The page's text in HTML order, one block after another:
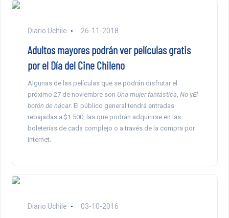
Diario Uchile 26-11-2018
Adultos mayores podrán ver películas gratis
por el Día del Cine Chileno
Algunas de las películas que se podrán disfrutar el
próximo 27 de noviembre son Una mujer fantástica, NoyEl
botón de nácar. El público general tendrá entradas
rebajadas a $1.500, las que podrán adquirirse en las
boleterías de cada complejo o a través de la compra por
Internet.
Diario Uchile 03-10-2016